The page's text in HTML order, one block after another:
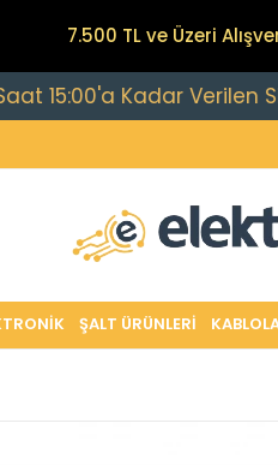
7.500 TL ve Üzeri
Kadar Verilen
ŞALT ÜRÜNLERİ